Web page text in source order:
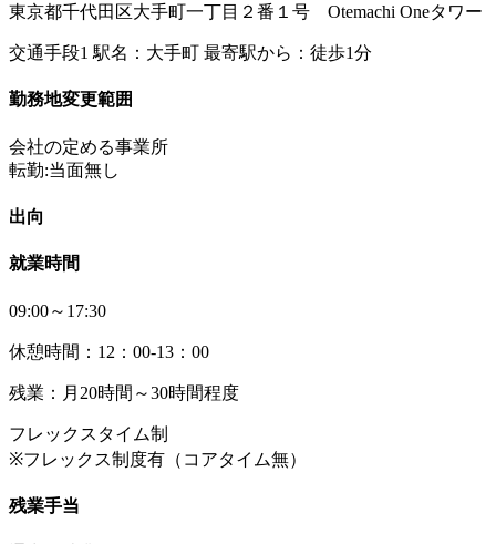
東京都千代田区大手町一丁目２番１号 Otemachi Oneタワー
交通手段1 駅名：大手町 最寄駅から：徒歩1分
勤務地変更範囲
会社の定める事業所
転勤:当面無し
出向
就業時間
09:00～17:30
休憩時間：12：00-13：00
残業：月20時間～30時間程度
フレックスタイム制
※フレックス制度有（コアタイム無）
残業手当